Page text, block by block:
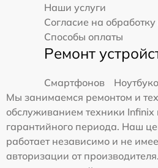
Наши услуги
Согласие на
Способы оплаты
Ремонт
Смартфонов
Мы занимаемся ремонтом и
обслуживанием техники Infinix
гарантийного периода. Наш
работает независимо и не
авторизации от